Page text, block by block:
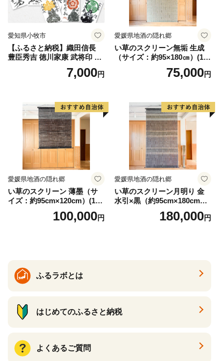
愛知県小牧市
【ふるさと納税】織田信長
豊臣秀吉 徳川家康 武将印 花
押印 6枚 セット イラスト 戦
国 武将 小牧山城 墨絵 龍画師
グッズ 愛知県 小牧市 お取り
寄せ 送料無料
7,000円
愛媛県地酒の隠れ郷
い草のスクリーン無垢 生成
（サイズ：約95×180㎝）(14
75,000円
愛媛県地酒の隠れ郷
い草のスクリーン 薄墨（サ
イズ：約95cm×120cm）(14
100,000円
愛媛県地酒の隠れ郷
い草のスクリーン月明り 金
水引×黒（約95cm×180cm）
180,000円
ふるラボとは
はじめてのふるさと納税
よくあるご質問